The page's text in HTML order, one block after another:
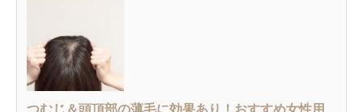
つむじ＆頭頂部の薄毛に効果あり！おすすめ女性用